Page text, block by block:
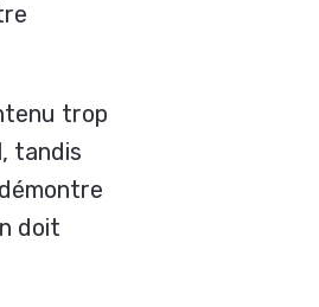
trop
tandis
doit